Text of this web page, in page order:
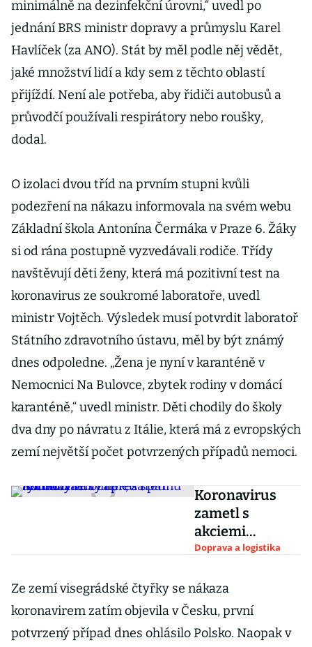
minimálně na dezinfekční úrovni,“ uvedl po
jednání BRS ministr dopravy a průmyslu Karel
Havlíček (za ANO). Stát by měl podle něj vědět,
jaké množství lidí a kdy sem z těchto oblastí
přijíždí. Není ale potřeba, aby řidiči autobusů a
průvodčí používali respirátory nebo roušky,
dodal.
O izolaci dvou tříd na prvním stupni kvůli
podezření na nákazu informovala na svém webu
Základní škola Antonína Čermáka v Praze 6. Žáky
si od rána postupně vyzvedávali rodiče. Třídy
navštěvují děti ženy, která má pozitivní test na
koronavirus ze soukromé laboratoře, uvedl
ministr Vojtěch. Výsledek musí potvrdit laboratoř
Státního zdravotního ústavu, měl by být známý
dnes odpoledne. „Žena je nyní v karanténě v
Nemocnici Na Bulovce, zbytek rodiny v domácí
karanténě,“ uvedl ministr. Děti chodily do školy
dva dny po návratu z Itálie, která má z evropských
zemí největší počet potvrzených případů nemoci.
Koronavirus
zametl s
akciemi
aerolinek, za
ztratily i přes
třetinu hodnoty
Doprava a logistika
Ze zemí visegrádské čtyřky se nákaza
koronavirem zatím objevila v Česku, první
potvrzený případ dnes ohlásilo Polsko. Naopak v